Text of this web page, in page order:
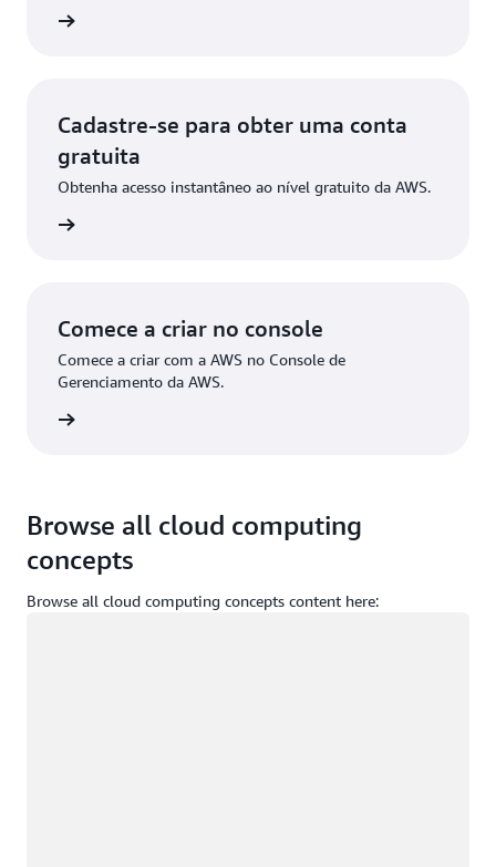
Cadastre-se para obter uma conta
gratuita
Obtenha acesso instantâneo ao nível gratuito da AWS.
Comece a criar no console
Comece a criar com a AWS no Console de
Gerenciamento da AWS.
Browse all cloud computing
concepts
Browse all cloud computing concepts content here: